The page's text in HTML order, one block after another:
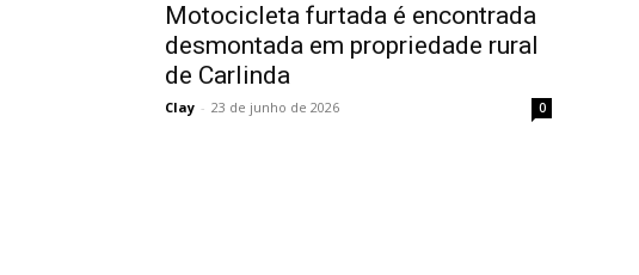
Motocicleta furtada é encontrada
desmontada em propriedade rural
de Carlinda
Clay - 23 de junho de 2026 0